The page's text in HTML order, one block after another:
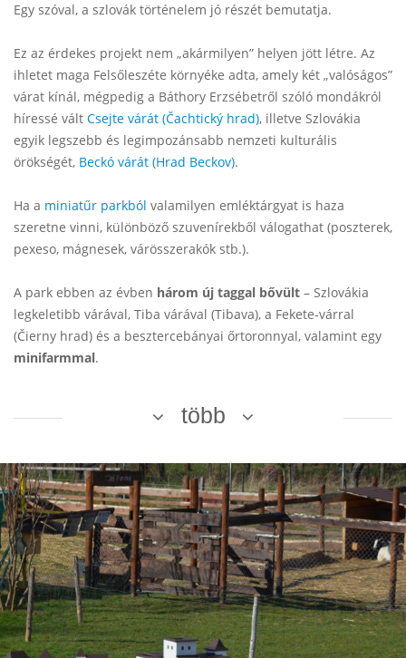
Egy szóval, a szlovák történelem jó részét bemutatja.
Ez az érdekes projekt nem „akármilyen” helyen jött létre. Az
ihletet maga Felsőleszéte környéke adta, amely két „valóságos”
várat kínál, mégpedig a Báthory Erzsébetről szóló mondákról
híressé vált Csejte várát (Čachtický hrad), illetve Szlovákia
egyik legszebb és legimpozánsabb nemzeti kulturális
örökségét, Beckó várát (Hrad Beckov).
Ha a miniatűr parkból valamilyen emléktárgyat is haza
szeretne vinni, különböző szuvenírekből válogathat (poszterek,
pexeso, mágnesek, várösszerakók stb.).
A park ebben az évben három új taggal bővült – Szlovákia
legkeletibb várával, Tiba várával (Tibava), a Fekete-várral
(Čierny hrad) és a besztercebányai őrtoronnyal, valamint egy
minifarmmal.
több